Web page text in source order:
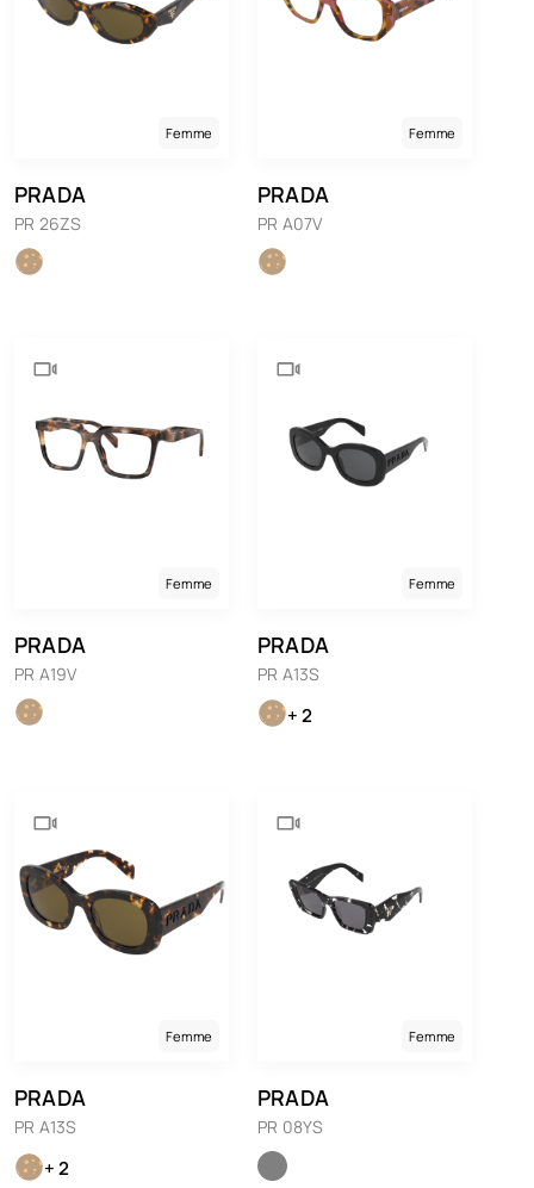
Femme
PRADA
PR 26ZS
Femme
PRADA
PR A07V
Femme
PRADA
PR A19V
Femme
PRADA
PR A13S
+ 2
Femme
PRADA
PR A13S
+ 2
Femme
PRADA
PR 08YS